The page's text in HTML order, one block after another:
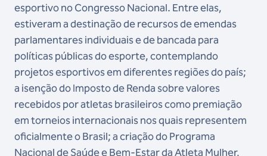
esportivo no Congresso Nacional. Entre elas,
estiveram a destinação de recursos de emendas
parlamentares individuais e de bancada para
políticas públicas do esporte, contemplando
projetos esportivos em diferentes regiões do país;
a isenção do Imposto de Renda sobre valores
recebidos por atletas brasileiros como premiação
em torneios internacionais nos quais representem
oficialmente o Brasil; a criação do Programa
Nacional de Saúde e Bem-Estar da Atleta Mulher,